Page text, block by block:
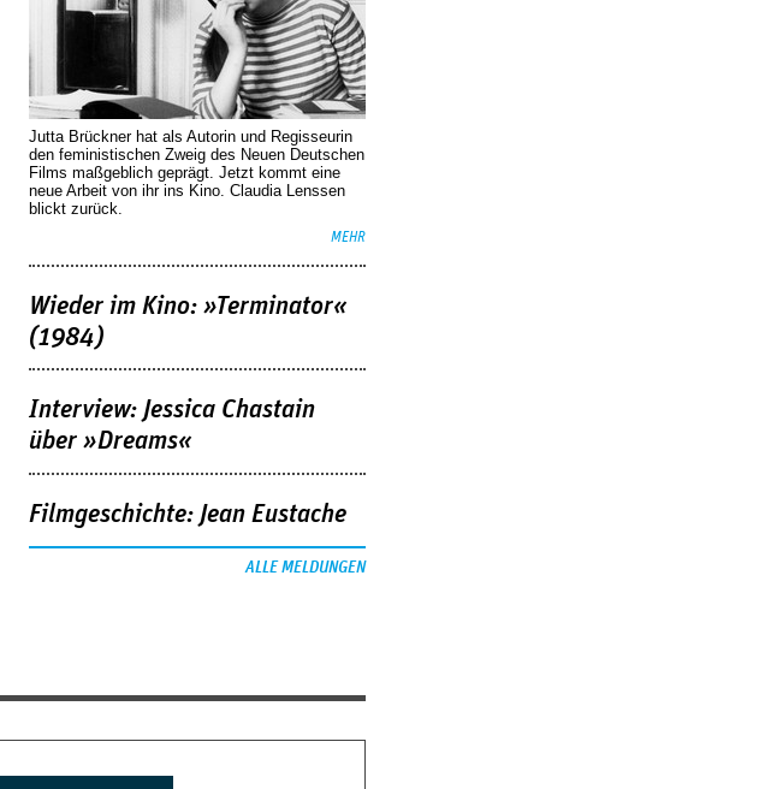
Jutta Brückner hat als Autorin und Regisseurin
den feministischen Zweig des Neuen Deutschen
Films maßgeblich geprägt. Jetzt kommt eine
neue Arbeit von ihr ins Kino. Claudia Lenssen
blickt zurück.
MEHR
Wieder im Kino: »Terminator«
(1984)
Interview: Jessica Chastain
über »Dreams«
Filmgeschichte: Jean Eustache
ALLE MELDUNGEN